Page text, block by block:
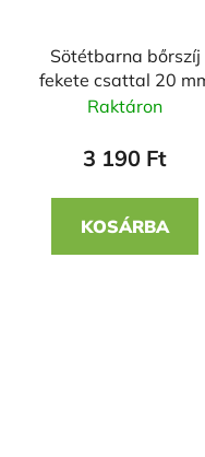
Sötétbarna bőrszíj
fekete csattal 20
Raktáron
3 190 Ft
KOSÁRBA